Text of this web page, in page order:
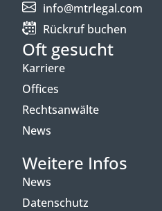
info@mtrlegal.com
Rückruf buchen
Oft gesucht
Karriere
Offices
Rechtsanwälte
News
Weitere Infos
News
Datenschutz